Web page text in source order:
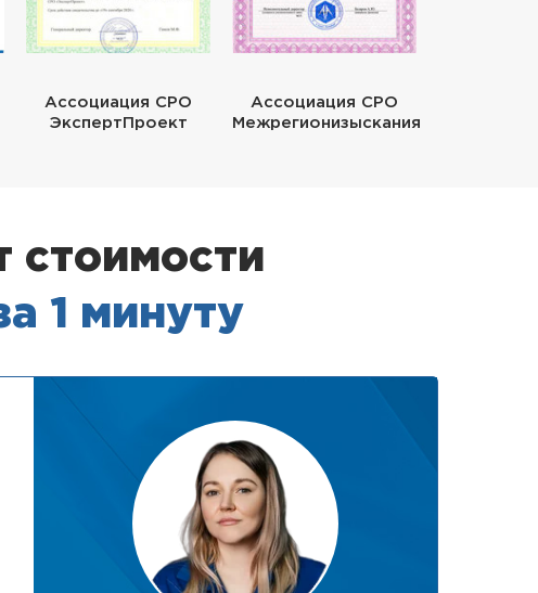
Ассоциация СРО
ЭкспертПроект
Ассоциация СРО
Межрегионизыскания
стоимости
1 минуту